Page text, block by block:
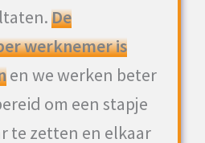
De
werknemer is
en we werken beter
om een stapje
te zetten en elkaar